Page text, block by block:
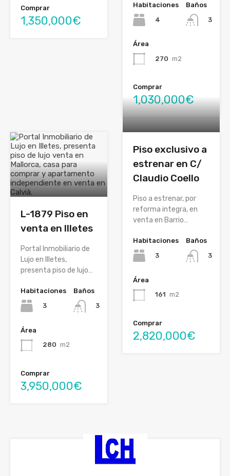
Comprar
1,350,000€
Habitaciones
4
Baños
3
Área
270 m2
Comprar
1,030,000€
L-1879 Piso en
venta en Illetes
Portal Inmobiliario de
Lujo en Illetes,
presenta piso de lujo…
Habitaciones
3
Baños
3
Área
280 m2
Comprar
3,950,000€
Piso exclusivo a
estrenar en C/
Claudio Coello
Piso a estrenar, por
reforma integra, en
venta en Barrio…
Habitaciones
3
Baños
3
Área
161 m2
Comprar
2,820,000€